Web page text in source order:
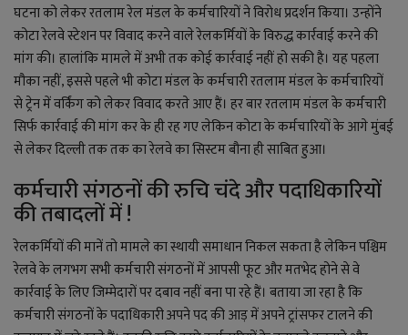
घटना को लेकर रतलाम रेल मंडल के कर्मचारियों ने विरोध प्रदर्शन किया। उन्होंने
कोटा रेलवे स्टेशन पर विवाद करने वाले रेलकर्मियों के विरुद्ध कार्रवाई करने की
मांग की। हालांकि मामले में अभी तक कोई कार्रवाई नहीं हो सकी है। यह पहला
मौका नहीं, इससे पहले भी कोटा मंडल के कर्मचारी रतलाम मंडल के कर्मचारियों
से ट्रेन में वर्किंग को लेकर विवाद करते आए हैं। हर बार रतलाम मंडल के कर्मचारी
सिर्फ कार्रवाई की मांग कर के ही रह गए लेकिन कोटा के कर्मचारियों के आगे मुंबई
से लेकर दिल्ली तक तक का रेलवे का सिस्टम बौना ही साबित हुआ।
कर्मचारी संगठनों की रुचि चंदे और पदाधिकारियों
की तबादलों में !
रेलकर्मियों की मानें तो मामले का स्थायी समाधान निकल सकता है लेकिन पश्चिम
रेलवे के लगभग सभी कर्मचारी संगठनों में आपसी फूट और मतभेद होने से वे
कार्रवाई के लिए जिम्मेदारों पर दबाव नहीं बना पा रहे हैं। बताया जा रहा है कि
कर्मचारी संगठनों के पदाधिकारी अपने पद की आड़ में अपने ट्रांसफर टालने की